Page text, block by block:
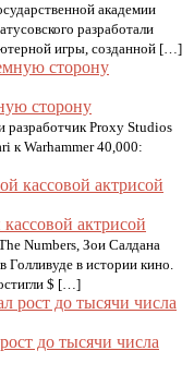
академии
разработали
игры, созданной […]
сторону
разработчик Proxy Studios
к Warhammer 40,000:
актрисой
Numbers, Зои Салдана
Голливуде в истории кино.
$ […]
до тысячи числа